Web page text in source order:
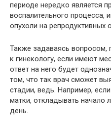
периоде нередко является
воспалительного процесса,
опухоли на репродуктивных
Также задаваясь вопросом,
к гинекологу, если имеют
ответ на него будет
том, что так врач сможет
стадии, ведь. Например,
матки, откладывать начало
день.